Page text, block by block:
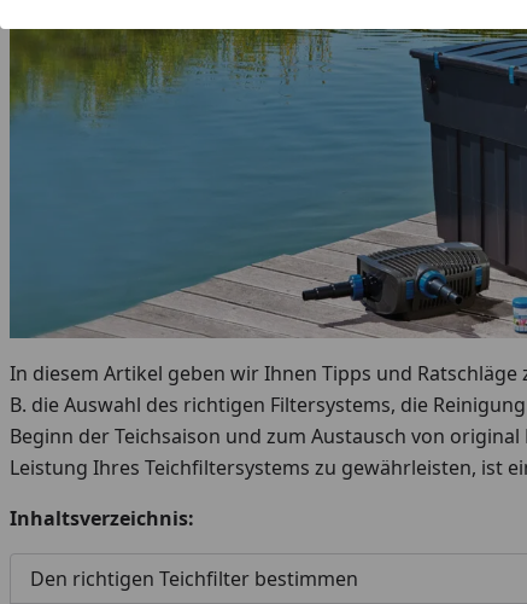
In diesem Artikel geben wir Ihnen Tipps und
B. die Auswahl des richtigen Filtersystems, die
Beginn der Teichsaison und zum Austausch von
Leistung Ihres Teichfiltersystems zu gewährleisten, ist
Inhaltsverzeichnis:
Den richtigen Teichfilter bestimmen